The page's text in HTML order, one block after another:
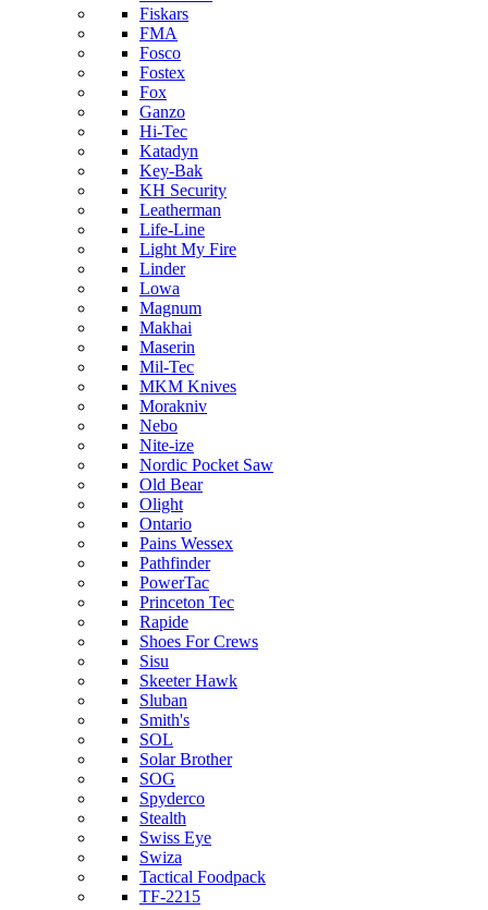
Fiskars
FMA
Fosco
Fostex
Fox
Ganzo
Hi-Tec
Katadyn
Key-Bak
KH Security
Leatherman
Life-Line
Light My Fire
Linder
Lowa
Magnum
Makhai
Maserin
Mil-Tec
MKM Knives
Morakniv
Nebo
Nite-ize
Nordic Pocket Saw
Old Bear
Olight
Ontario
Pains Wessex
Pathfinder
PowerTac
Princeton Tec
Rapide
Shoes For Crews
Sisu
Skeeter Hawk
Sluban
Smith's
SOL
Solar Brother
SOG
Spyderco
Stealth
Swiss Eye
Swiza
Tactical Foodpack
TF-2215